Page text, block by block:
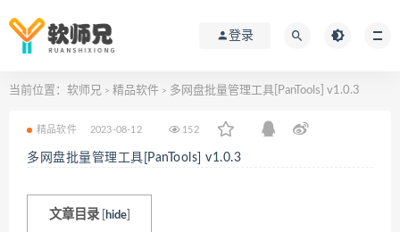
登录
当前位置： 软师兄 > 精品软件 > 多网盘批量管理工具[PanTools] v1.0.3
精品软件 2023-08-12 152
多网盘批量管理工具[PanTools] v1.0.3
文章目录 hide]